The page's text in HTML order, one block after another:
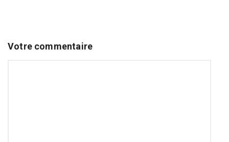
Votre commentaire